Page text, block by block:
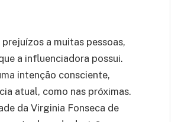
a muitas pessoas,
a influenciadora possui.
intenção consciente,
atual, como nas próximas.
da Virginia Fonseca de